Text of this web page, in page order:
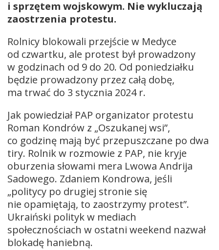
i sprzętem wojskowym. Nie wykluczają
zaostrzenia protestu.
Rolnicy blokowali przejście w Medyce
od czwartku, ale protest był prowadzony
w godzinach od 9 do 20. Od poniedziałku
będzie prowadzony przez całą dobę,
ma trwać do 3 stycznia 2024 r.
Jak powiedział PAP organizator protestu
Roman Kondrów z „Oszukanej wsi”,
co godzinę mają być przepuszczane po dwa
tiry. Rolnik w rozmowie z PAP, nie kryje
oburzenia słowami mera Lwowa Andrija
Sadowego. Zdaniem Kondrowa, jeśli
„politycy po drugiej stronie się
nie opamiętają, to zaostrzymy protest”.
Ukraiński polityk w mediach
społecznościach w ostatni weekend nazwał
blokadę haniebną.